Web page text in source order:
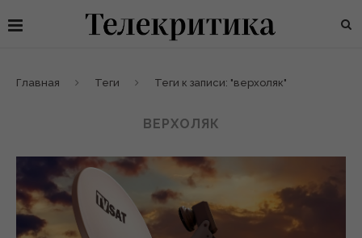
Главная Теги Теги к записи: "верхоляк"
ВЕРХОЛЯК